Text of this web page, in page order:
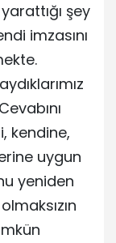
şey
imzasını
kendine,
uygun
yeniden